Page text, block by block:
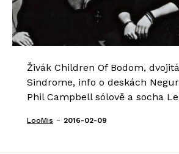
Živák Children Of Bodom,
Sindrome, info o deskách
Phil Campbell sólově a socha
LooMis - 2016-02-09